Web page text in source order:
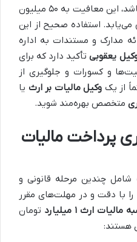
محجور یا معلول از کار افتاده باشد، این معافیت به ۵۰ میلیون
می‌یابد. استفاده صحیح از این
مدارک و مستندات به اداره
یعقوبیتأکید دارد که برای
و کسورات و جلوگیری از
از یک وکیل مالیات بر ارث یا
متخصص بهره‌مند شوید.
پرداخت مالیات
شامل چندین مرحله قانونی و
با دقت و در مهلت‌های مقرر
ارث ۱ میلیارد
تومان
هستند: